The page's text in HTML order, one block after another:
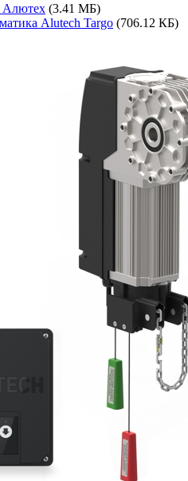
Алютех (3.41 МБ)
Alutech Targo (706.12 КБ)